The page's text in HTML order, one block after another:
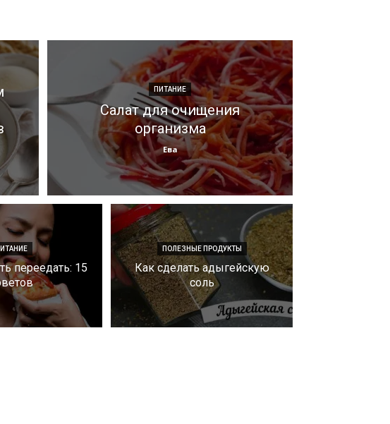
ПИТАНИЕ
Салат для очищения
организма
Ева
переедать: 15
ПОЛЕЗНЫЕ ПРОДУКТЫ
Как сделать адыгейскую
соль